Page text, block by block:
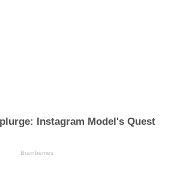
Instagram Model's Quest
Brainberries